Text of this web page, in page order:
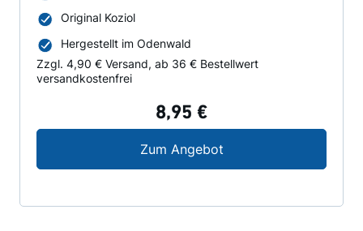
Original Koziol
Hergestellt im Odenwald
Zzgl. 4,90 € Versand, ab 36 € Bestellwert
versandkostenfrei
8,95 €
Zum AngebotKoziol Eierbox Eggs